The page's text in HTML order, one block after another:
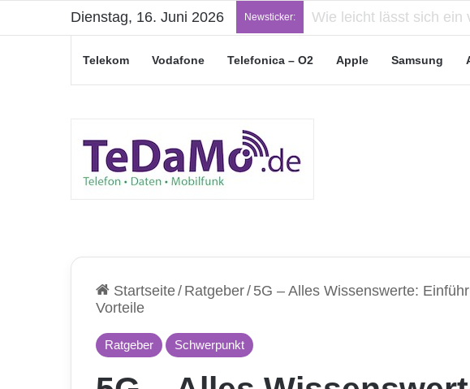
Dienstag, 16. Juni 2026 Newsticker: „Junge Leute“-Tarife:
Telekom Vodafone Telefonica – O2 Apple Samsung
Startseite/ Ratgeber/ 5G – Alles Wissenswerte:
Vorteile
Ratgeber Schwerpunkt